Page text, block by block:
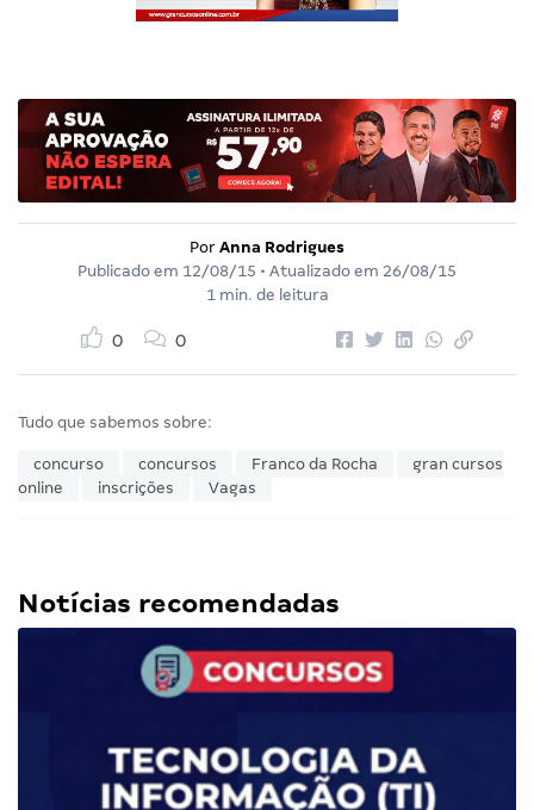
Por Anna Rodrigues
Publicado em 12/08/15 • Atualizado em 26/08/15
1 min. de leitura
0 0
Tudo que sabemos sobre:
concurso concursos Franco da Rocha
gran cursos
online
inscrições Vagas
Notícias recomendadas